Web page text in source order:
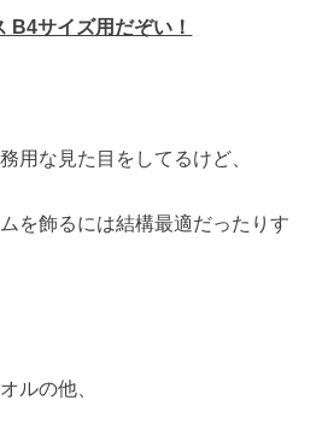
B4サイズ用だぞい！
用な見た目をしてるけど、
を飾るには結構最適だったりす
ルの他、